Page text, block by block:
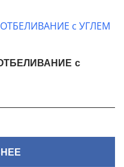
ОТБЕЛИВАНИЕ с